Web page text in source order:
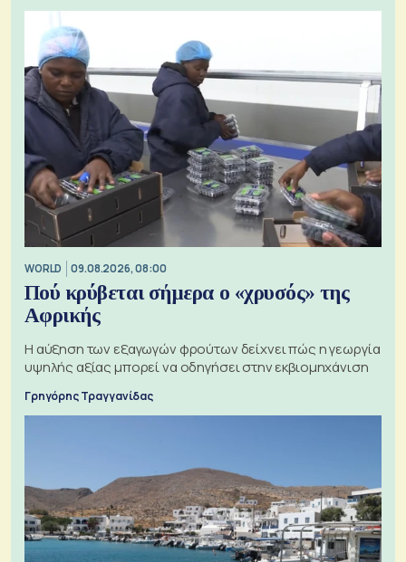
WORLD 09.08.2026, 08:00
Πού κρύβεται σήμερα ο «χρυσός» της
Αφρικής
Η αύξηση των εξαγωγών φρούτων δείχνει πώς η γεωργία
υψηλής αξίας μπορεί να οδηγήσει στην εκβιομηχάνιση
Γρηγόρης Τραγγανίδας